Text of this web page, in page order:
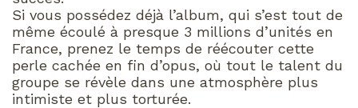
Si vous possédez déjà l’album, qui s’est tout de
même écoulé à presque 3 millions d’unités en
France, prenez le temps de réécouter cette
perle cachée en fin d’opus, où tout le talent du
groupe se révèle dans une atmosphère plus
intimiste et plus torturée.